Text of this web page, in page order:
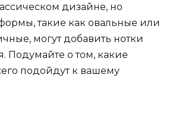
дизайне, но
такие как овальные или
могут добавить нотки
Подумайте о том, какие
подойдут к вашему